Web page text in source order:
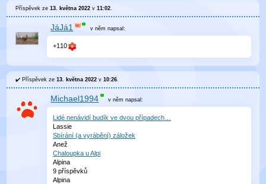
Příspěvek ze13. května 2022 v11:02
JáJá1 v něm napsal:
+110
Příspěvek ze13. května 2022 v10:26.
Michael1994 v němnapsal:
Lidé nenávidí budík ve dvou případech…
Lassie
Sbírání (a vyrábění) záložek
Anež
Chaloupka u Alpi
Alpina
9 příspěvků
Alpina